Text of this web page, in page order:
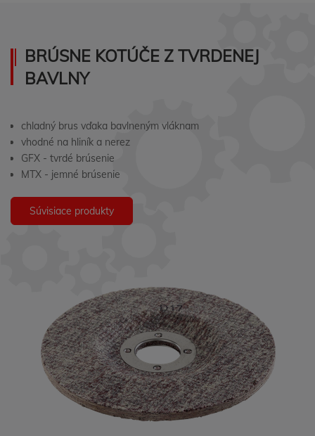
BRÚSNE KOTÚČE Z TVRDENEJ
BAVLNY
chladný brus vďaka bavlneným vláknam
vhodné na hliník a nerez
GFX - tvrdé brúsenie
MTX - jemné brúsenie
Súvisiace produkty